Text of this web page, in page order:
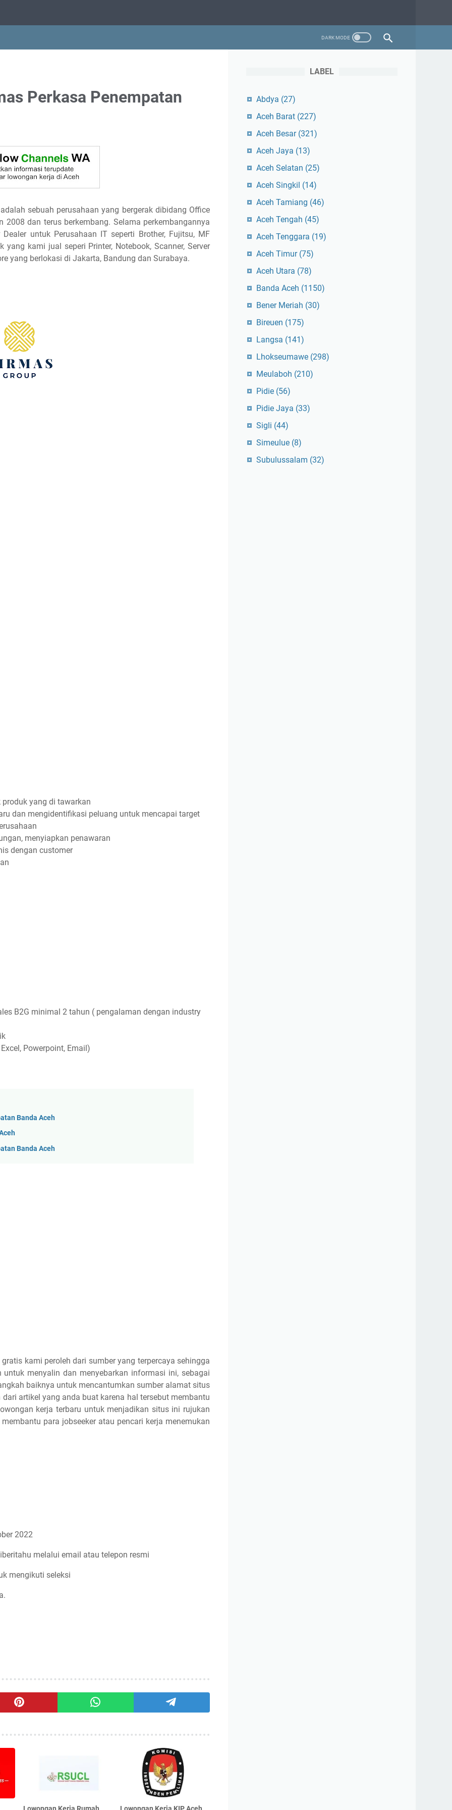
Perkasa Penempatan
sebuah perusahaan yang bergerak dibidang Office
dan terus berkembang. Selama perkembangannya
untuk Perusahaan IT seperti Brother, Fujitsu, MF
kami jual seperi Printer, Notebook, Scanner, Server
yang berlokasi di Jakarta, Bandung dan Surabaya.
yang di tawarkan
dan mengidentifikasi peluang untuk mencapai target
menyiapkan penawaran
dengan customer
B2G minimal 2 tahun ( pengalaman dengan industry
Powerpoint, Email)
Banda Aceh
Banda Aceh
kami peroleh dari sumber yang terpercaya sehingga
menyalin dan menyebarkan informasi ini, sebagai
baiknya untuk mencantumkan sumber alamat situs
artikel yang anda buat karena hal tersebut membantu
kerja terbaru untuk menjadikan situs ini rujukan
para jobseeker atau pencari kerja menemukan
2022
melalui email atau telepon resmi
mengikuti seleksi
LABEL
Abdya (27)
Aceh Barat (227)
Aceh Besar (321)
Aceh Jaya (13)
Aceh Selatan (25)
Aceh Singkil (14)
Aceh Tamiang (46)
Aceh Tengah (45)
Aceh Tenggara (19)
Aceh Timur (75)
Aceh Utara (78)
Banda Aceh (1150)
Bener Meriah (30)
Bireuen (175)
Langsa (141)
Lhokseumawe (298)
Meulaboh (210)
Pidie (56)
Pidie Jaya (33)
Sigli (44)
Simeulue (8)
Subulussalam (32)